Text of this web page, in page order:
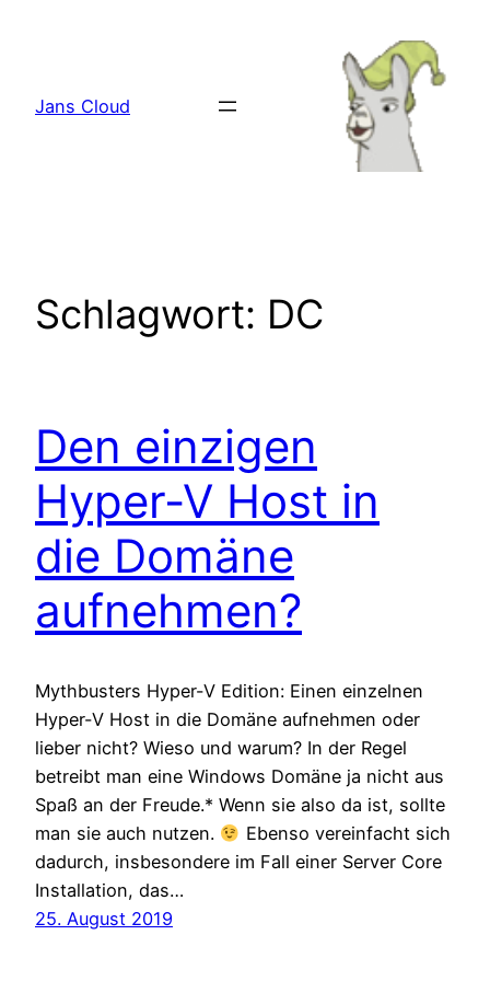
Jans Cloud
Schlagwort: DC
Den einzigen
Hyper-V Host in
die Domäne
aufnehmen?
Mythbusters Hyper-V Edition: Einen einzelnen
Hyper-V Host in die Domäne aufnehmen oder
lieber nicht? Wieso und warum? In der Regel
betreibt man eine Windows Domäne ja nicht aus
Spaß an der Freude.* Wenn sie also da ist, sollte
man sie auch nutzen.
Ebenso vereinfacht sich
dadurch, insbesondere im Fall einer Server Core
Installation, das…
25. August 2019